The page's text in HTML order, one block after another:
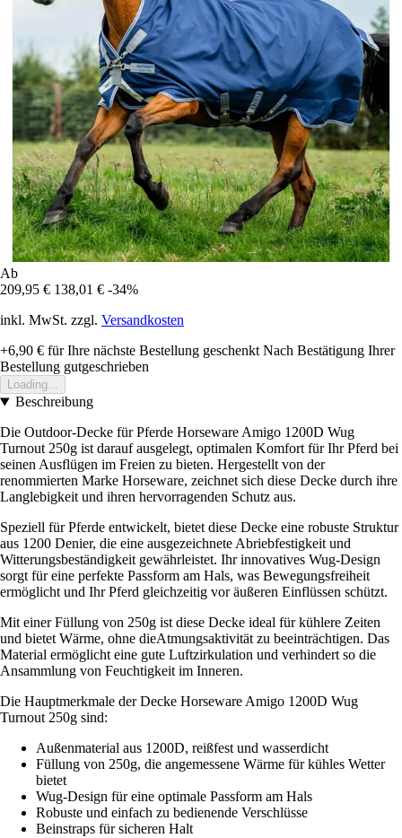
Ab
209,95 € 138,01 € -34%
inkl. MwSt. zzgl. Versandkosten
+6,90 € für Ihre nächste Bestellung geschenkt Nach Bestätigung Ihrer
Bestellung gutgeschrieben
Loading...
Beschreibung
Die Outdoor-Decke für Pferde Horseware Amigo 1200D Wug
Turnout 250g ist darauf ausgelegt, optimalen Komfort für Ihr Pferd bei
seinen Ausflügen im Freien zu bieten. Hergestellt von der
renommierten Marke Horseware, zeichnet sich diese Decke durch ihre
Langlebigkeit und ihren hervorragenden Schutz aus.
Speziell für Pferde entwickelt, bietet diese Decke eine robuste Struktur
aus 1200 Denier, die eine ausgezeichnete Abriebfestigkeit und
Witterungsbeständigkeit gewährleistet. Ihr innovatives Wug-Design
sorgt für eine perfekte Passform am Hals, was Bewegungsfreiheit
ermöglicht und Ihr Pferd gleichzeitig vor äußeren Einflüssen schützt.
Mit einer Füllung von 250g ist diese Decke ideal für kühlere Zeiten
und bietet Wärme, ohne dieAtmungsaktivität zu beeinträchtigen. Das
Material ermöglicht eine gute Luftzirkulation und verhindert so die
Ansammlung von Feuchtigkeit im Inneren.
Die Hauptmerkmale der Decke Horseware Amigo 1200D Wug
Turnout 250g sind:
Außenmaterial aus 1200D, reißfest und wasserdicht
Füllung von 250g, die angemessene Wärme für kühles Wetter
bietet
Wug-Design für eine optimale Passform am Hals
Robuste und einfach zu bedienende Verschlüsse
Beinstraps für sicheren Halt